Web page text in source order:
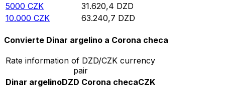
5000 CZK 31.620,4 DZD
10.000 CZK 63.240,7 DZD
Convierte Dinar argelino a Corona checa
Rate information of DZD/CZK currency
pair
Dinar argelinoDZD Corona checaCZK